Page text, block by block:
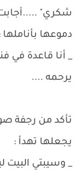
شكري"
دموعها بأناملها
_ أنا قاعدة في
يرحمه ....
تأكد من رجفة
يجعلها تهدأ :
_ وسيبتي البيت